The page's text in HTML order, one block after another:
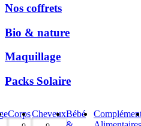
Nos coffrets
Bio & nature
Maquillage
Packs Solaire
CorpsCheveuxBébé